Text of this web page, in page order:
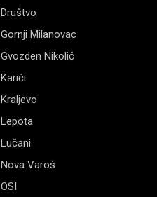
Društvo
Gornji Milanovac
Gvozden Nikolić
Karići
Kraljevo
Lepota
Lučani
Nova Varoš
OSI